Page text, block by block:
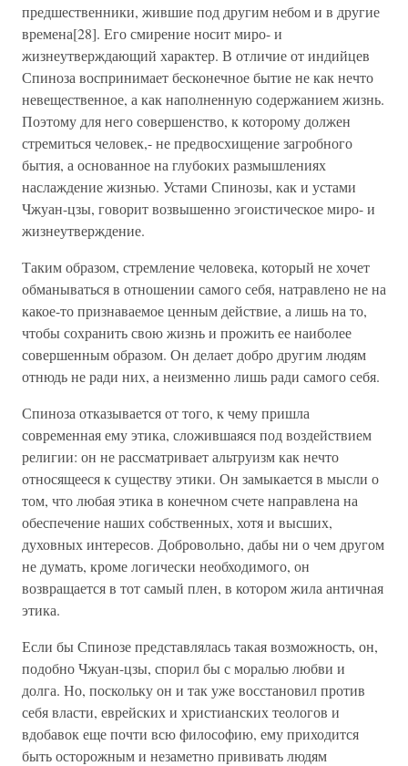
предшественники, жившие под другим небом и в другие
времена[28]. Его смирение носит миро- и
жизнеутверждающий характер. В отличие от индийцев
Спиноза воспринимает бесконечное бытие не как нечто
невещественное, а как наполненную содержанием жизнь.
Поэтому для него совершенство, к которому должен
стремиться человек,- не предвосхищение загробного
бытия, а основанное на глубоких размышлениях
наслаждение жизнью. Устами Спинозы, как и устами
Чжуан-цзы, говорит возвышенно эгоистическое миро- и
жизнеутверждение.
Таким образом, стремление человека, который не хочет
обманываться в отношении самого себя, натравлено не на
какое-то признаваемое ценным действие, а лишь на то,
чтобы сохранить свою жизнь и прожить ее наиболее
совершенным образом. Он делает добро другим людям
отнюдь не ради них, а неизменно лишь ради самого себя.
Спиноза отказывается от того, к чему пришла
современная ему этика, сложившаяся под воздействием
религии: он не рассматривает альтруизм как нечто
относящееся к существу этики. Он замыкается в мысли о
том, что любая этика в конечном счете направлена на
обеспечение наших собственных, хотя и высших,
духовных интересов. Добровольно, дабы ни о чем другом
не думать, кроме логически необходимого, он
возвращается в тот самый плен, в котором жила античная
этика.
Если бы Спинозе представлялась такая возможность, он,
подобно Чжуан-цзы, спорил бы с моралью любви и
долга. Но, поскольку он и так уже восстановил против
себя власти, еврейских и христианских теологов и
вдобавок еще почти всю философию, ему приходится
быть осторожным и незаметно прививать людям